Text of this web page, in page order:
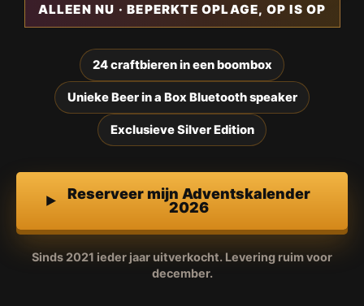
ALLEEN NU · BEPERKTE OPLAGE, OP IS OP
24 craftbieren in een boombox
Unieke Beer in a Box Bluetooth speaker
Exclusieve Silver Edition
Reserveer mijn Adventskalender
2026
Sinds 2021 ieder jaar uitverkocht. Levering ruim voor
december.